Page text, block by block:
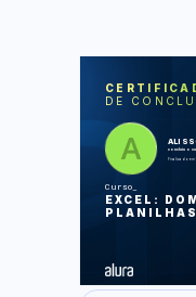
DE
concluiu o
Finalizado em
Curso
EXCEL:
PLANILHAS